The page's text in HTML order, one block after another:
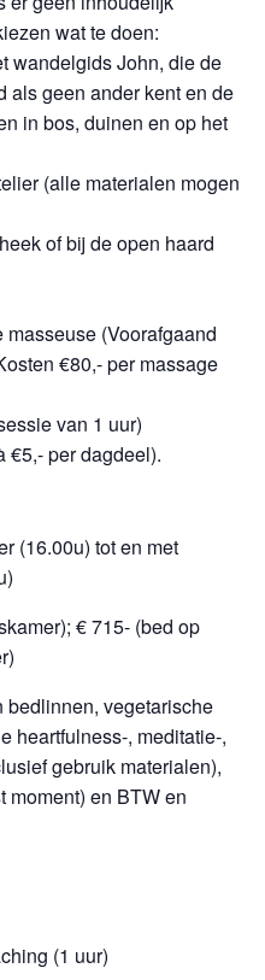
wat te doen:
wandelgids John, die de
als geen ander kent en de
in bos, duinen en op het
(alle materialen mogen
of bij de open haard
(Voorafgaand
€80,- per massage
van 1 uur)
€5,- per dagdeel).
(16.00u) tot en met
€ 715- (bed op
bedlinnen, vegetarische
heartfulness-, meditatie-,
gebruik materialen),
moment) en BTW en
(1 uur)